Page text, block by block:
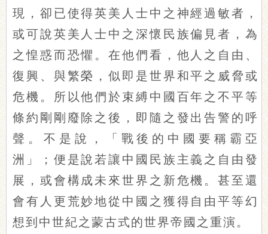
現，卻已使得英美人士中之神經過敏者，
或可說英美人士中之深懷民族偏見者，為
之惶惑而恐懼。在他們看，他人之自由、
復興、與繁榮，似即是世界和平之威脅或
危機。所以他們於束縛中國百年之不平等
條約剛剛廢除之後，即隨之發出告警的呼
聲。不是說，「戰後的中國要稱霸亞
洲」；便是說若讓中國民族主義之自由發
展，或會構成未來世界之新危機。甚至還
會有人更荒妙地從中國之獲得自由平等幻
想到中世紀之蒙古式的世界帝國之重演。